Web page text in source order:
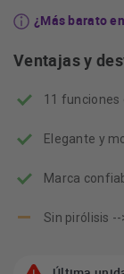
¿Más barato
Ventajas y
11 funciones
Elegante y
Marca
Sin pirólisis